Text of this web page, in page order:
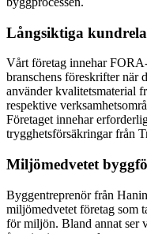
Långsiktiga
Vårt företag innehar
branschens föreskrifter när
använder kvalitetsmaterial
respektive
Företaget innehar
trygghetsförsäkringar från
Miljömedvetet
Byggentreprenör från
miljömedvetet företag som
för miljön. Bland annat ser